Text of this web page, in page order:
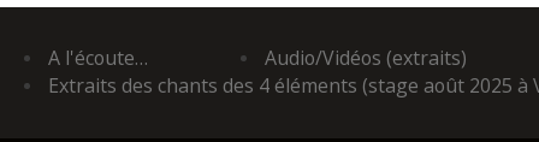
A l'écoute…
Audio/Vidéos (extraits)
Extraits des chants des 4 éléments (stage août 2025 à